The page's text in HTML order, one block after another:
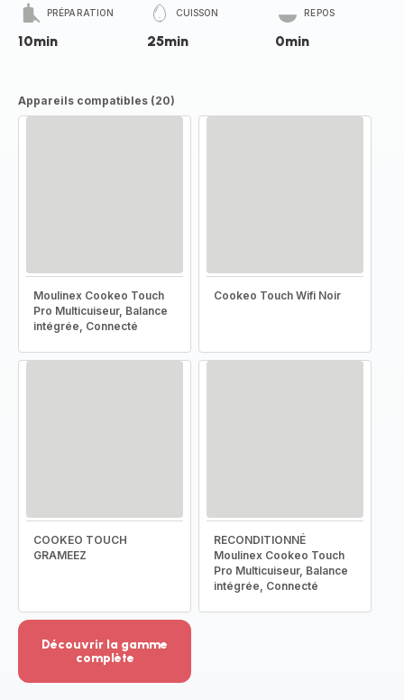
PRÉPARATION
10min
CUISSON
25min
REPOS
0min
Appareils compatibles (20)
Moulinex Cookeo Touch
Pro Multicuiseur, Balance
intégrée, Connecté
Cookeo Touch Wifi Noir
COOKEO TOUCH
GRAMEEZ
RECONDITIONNÉ
Moulinex Cookeo Touch
Pro Multicuiseur, Balance
intégrée, Connecté
Découvrir la gamme
complète